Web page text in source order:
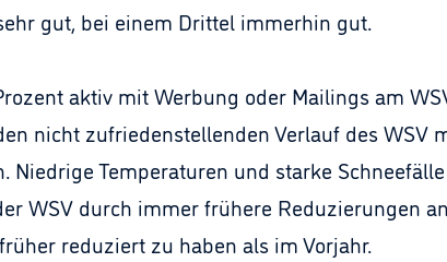
gut, bei einem Drittel immerhin gut.
aktiv mit Werbung oder Mailings am
nicht zufriedenstellenden Verlauf des WSV
Temperaturen und starke
WSV durch immer frühere Reduzierungen
reduziert zu haben als im Vorjahr.